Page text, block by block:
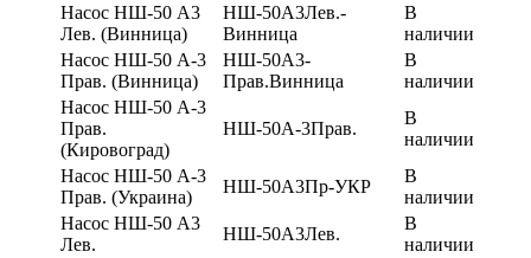
Насос НШ-50 А3
Лев. (Винница)
НШ-50А3Лев.-
Винница
В
наличии
Насос НШ-50 А-3
Прав. (Винница)
НШ-50А3-
Прав.Винница
В
наличии
Насос НШ-50 А-3
Прав.
(Кировоград)
НШ-50А-3Прав.
В
наличии
Насос НШ-50 А-3
Прав. (Украина)
НШ-50А3Пр-УКР
В
наличии
Насос НШ-50 А3
Лев.
НШ-50А3Лев.
В
наличии